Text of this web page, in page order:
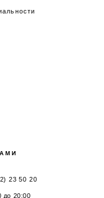
23 50 20
до 20:00